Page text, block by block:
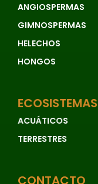
ANGIOSPERMAS
GIMNOSPERMAS
HELECHOS
HONGOS
ECOSISTEMAS
ACUÁTICOS
TERRESTRES
CONTACTO